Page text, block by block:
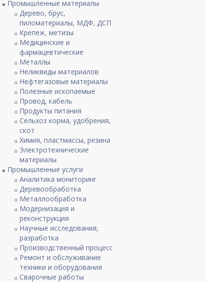
Промышленные материалы
Дерево, брус,
пиломатериалы, МДФ, ДСП
Крепеж, метизы
Медицинские и
фармацевтические
Металлы
Неликвиды материалов
Нефтегазовые материалы
Полезные ископаемые
Провод, кабель
Продукты питания
Сельхоз корма, удобрения,
скот
Химия, пластмассы, резина
Электротехнические
материалы
Промышленные услуги
Аналитика мониторинг
Деревообработка
Металлообработка
Модернизация и
реконструкция
Научные исследования,
разработка
Производственный процесс
Ремонт и обслуживание
техники и оборудования
Сварочные работы